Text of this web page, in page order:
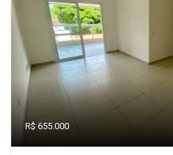
R$ 655.000